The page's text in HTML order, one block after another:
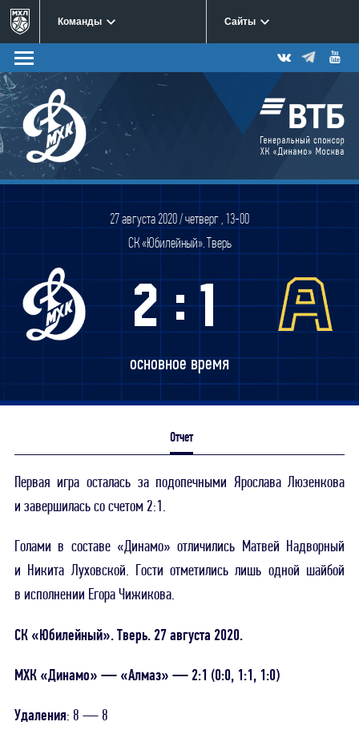
Команды Сайты
27 августа 2020 / четверг , 13-00
СК «Юбилейный». Тверь
2 : 1
основное время
Отчет
Первая игра осталась за подопечными Ярослава Люзенкова
и завершилась со счетом 2:1.
Голами в составе «Динамо» отличились Матвей Надворный
и Никита Луховской. Гости отметились лишь одной шайбой
в исполнении Егора Чижикова.
СК «Юбилейный». Тверь. 27 августа 2020.
МХК «Динамо» — «Алмаз» — 2:1 (0:0, 1:1, 1:0)
Удаления: 8 — 8